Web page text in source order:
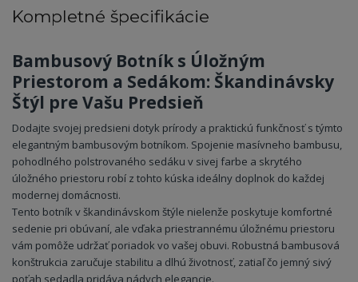
Kompletné špecifikácie
Bambusový Botník s Úložným
Priestorom a Sedákom: Škandinávsky
Štýl pre Vašu Predsieň
Dodajte svojej predsieni dotyk prírody a praktickú funkčnosť s týmto
elegantným bambusovým botníkom. Spojenie masívneho bambusu,
pohodlného polstrovaného sedáku v sivej farbe a skrytého
úložného priestoru robí z tohto kúska ideálny doplnok do každej
modernej domácnosti.
Tento botník v škandinávskom štýle nielenže poskytuje komfortné
sedenie pri obúvaní, ale vďaka priestrannému úložnému priestoru
vám pomôže udržať poriadok vo vašej obuvi. Robustná bambusová
konštrukcia zaručuje stabilitu a dlhú životnosť, zatiaľ čo jemný sivý
poťah sedadla pridáva nádych elegancie.